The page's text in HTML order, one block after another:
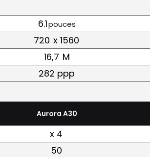
6.1pouces
720 x 1560
16,7 M
282 ppp
Aurora A30
x 4
50